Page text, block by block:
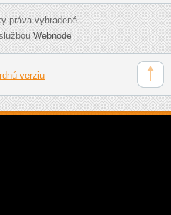
práva vyhradené.
Webnode
verziu